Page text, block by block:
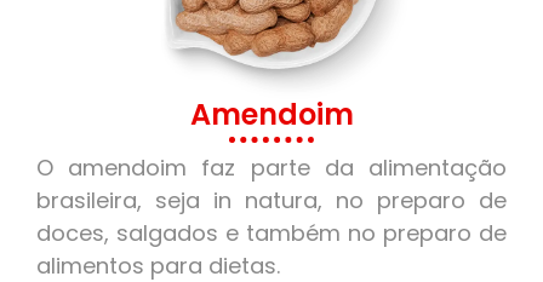
Amendoim
O amendoim faz parte da alimentação
brasileira, seja in natura, no preparo de
doces, salgados e também no preparo de
alimentos para dietas.